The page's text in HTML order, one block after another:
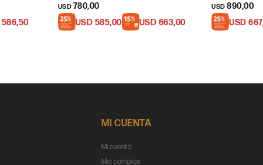
586,50
USD 780,00
USD 585,00 USD 663,00
USD 890,00
USD
MI CUENTA
Mi cuenta
Mis compras